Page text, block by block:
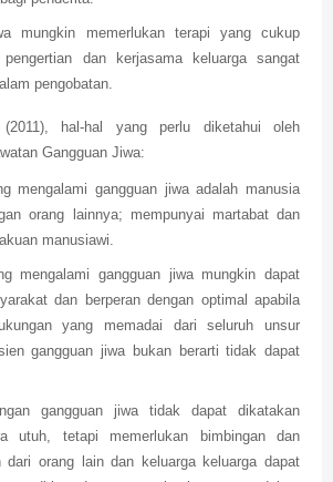
mungkin memerlukan terapi yang cukup
pengertian dan kerjasama keluarga sangat
pengobatan.
(2011), hal-hal yang perlu diketahui oleh
Gangguan Jiwa:
mengalami gangguan jiwa adalah manusia
orang lainnya; mempunyai martabat dan
manusiawi.
mengalami gangguan jiwa mungkin dapat
dan berperan dengan optimal apabila
yang memadai dari seluruh unsur
gangguan jiwa bukan berarti tidak dapat
gangguan jiwa tidak dapat dikatakan
utuh, tetapi memerlukan bimbingan dan
dari orang lain dan keluarga keluarga dapat